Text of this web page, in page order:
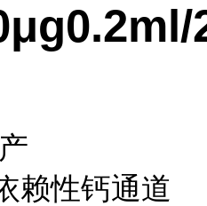
赖性钙通道